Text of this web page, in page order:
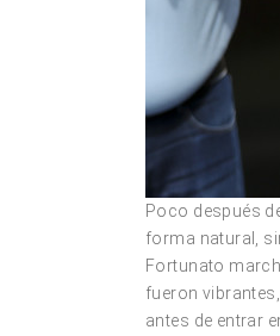
Poco después
forma natural,
Fortunato
fueron
antes de entrar